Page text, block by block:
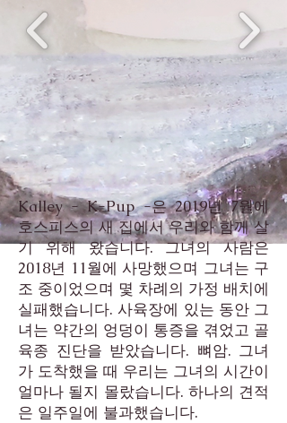
Kalley - K-Pup -은 2019년 7월에
호스피스의 새 집에서 우리와 함께 살
기 위해 왔습니다. 그녀의 사람은
2018년 11월에 사망했으며 그녀는 구
조 중이었으며 몇 차례의 가정 배치에
실패했습니다. 사육장에 있는 동안 그
녀는 약간의 엉덩이 통증을 겪었고 골
육종 진단을 받았습니다. 뼈암. 그녀
가 도착했을 때 우리는 그녀의 시간이
얼마나 될지 몰랐습니다. 하나의 견적
은 일주일에 불과했습니다.